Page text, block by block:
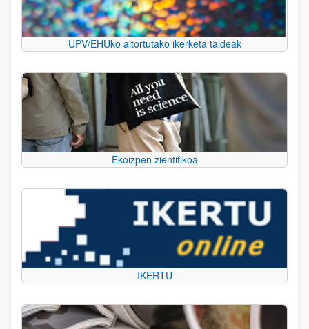
UPV/EHUko aitortutako ikerketa taldeak
Ekoizpen zientifikoa
IKERTU